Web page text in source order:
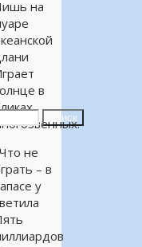
Поиск
на
в
Что не
– в
у